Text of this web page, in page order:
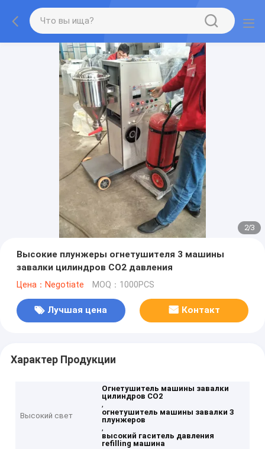
2/3
Высокие плунжеры огнетушителя 3 машины
завалки цилиндров СО2 давления
Цена：Negotiate MOQ：1000PCS
Лучшая цена Контакт
Характер Продукции
Высокий свет
Огнетушитель машины завалки
цилиндров СО2
,
огнетушитель машины завалки 3
плунжеров
,
высокий гаситель давления
refilling машина